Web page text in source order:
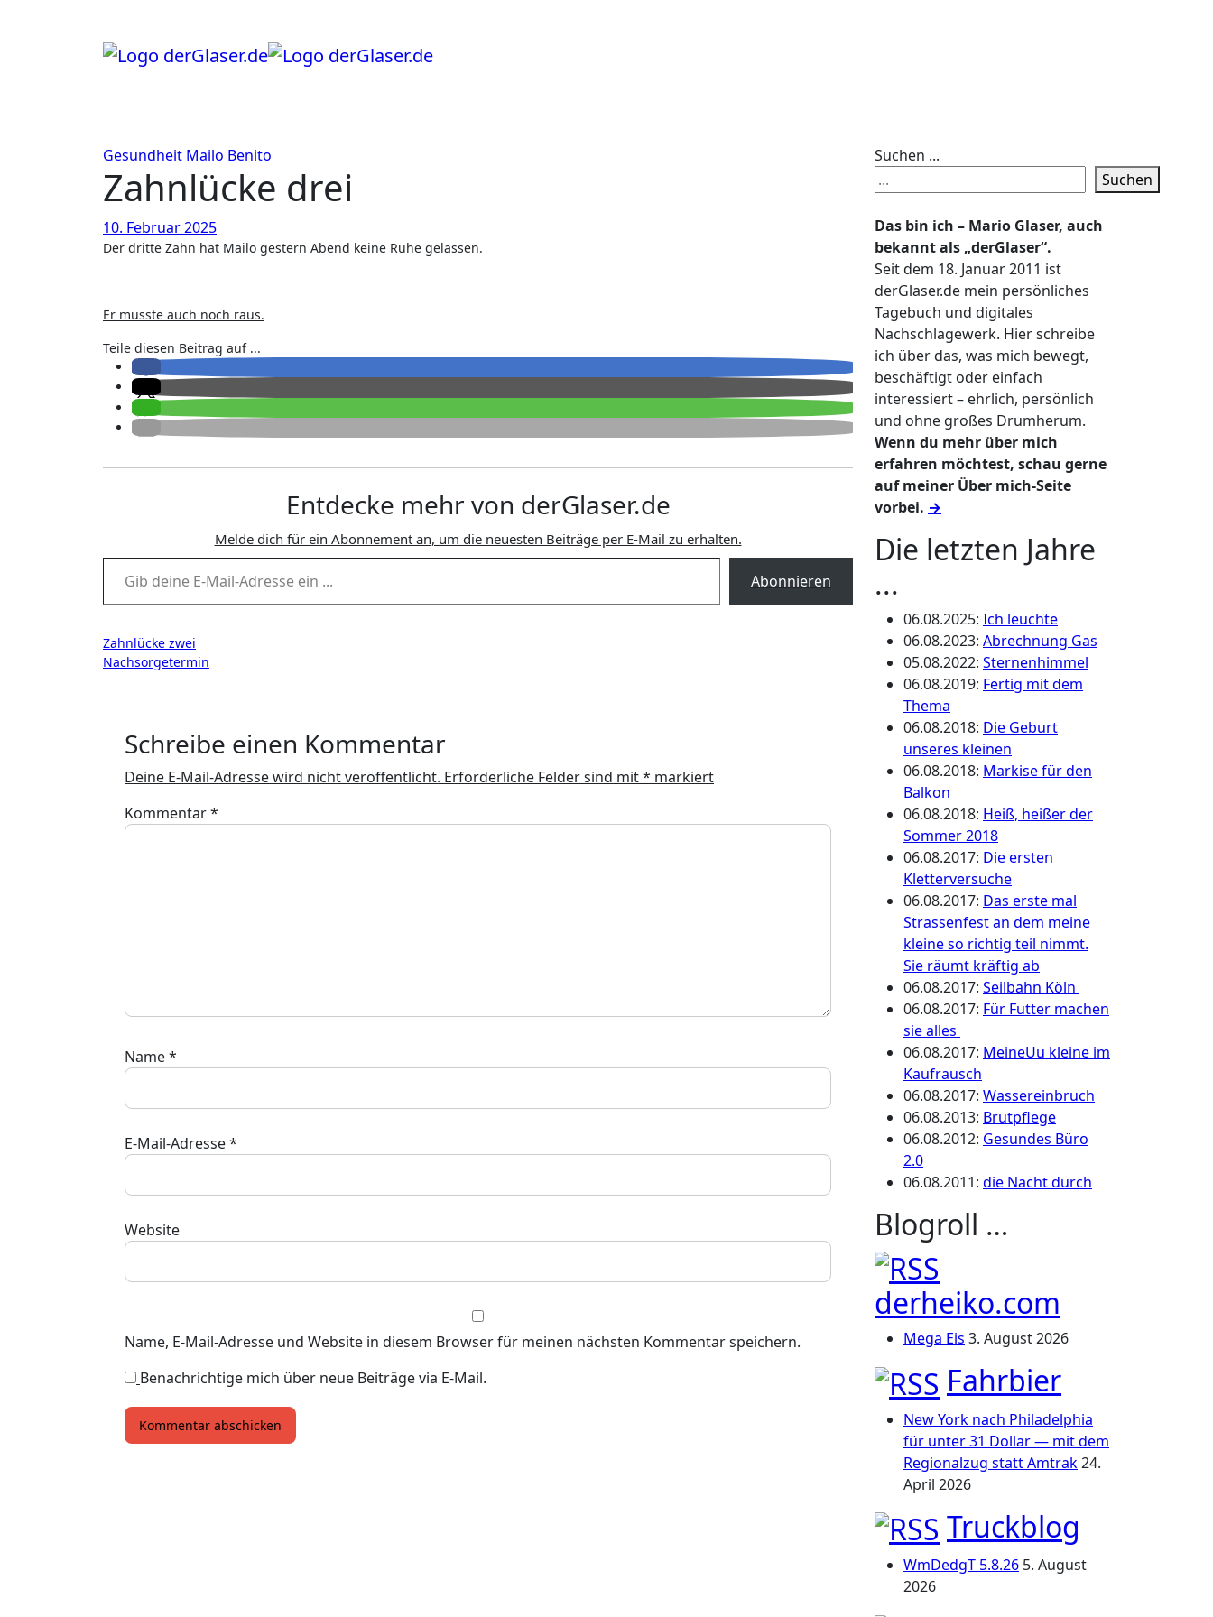
Gesundheit Mailo Benito
Zahnlücke drei
10. Februar 2025
Der dritte Zahn hat Mailo gestern Abend keine Ruhe gelassen.
Er musste auch noch raus.
Teile diesen Beitrag auf ...
Entdecke mehr von derGlaser.de
Melde dich für ein Abonnement an, um die neuesten Beiträge per E-Mail zu erhalten.
Gib deine E-Mail-Adresse ein ...
Abonnieren
Beitragsnavigation
Zahnlücke zwei
Nachsorgetermin
Schreibe einen Kommentar
Deine E-Mail-Adresse wird nicht veröffentlicht. Erforderliche Felder sind mit* markiert
Kommentar*
Name*
E-Mail-Adresse*
Website
Name, E-Mail-Adresse und Website in diesem Browser für meinen nächsten Kommentar speichern.
Benachrichtige mich über neue Beiträge via E-Mail.
Suchen ...
Suchen
Das bin ich – Mario Glaser, auch
bekannt als „derGlaser“.
Seit dem 18. Januar 2011 ist
derGlaser.de mein persönliches
Tagebuch und digitales
Nachschlagewerk. Hier schreibe
ich über das, was mich bewegt,
beschäftigt oder einfach
interessiert – ehrlich, persönlich
und ohne großes Drumherum.
Wenn du mehr über mich
erfahren möchtest, schau gerne
auf meiner Über mich-Seite
vorbei. →
Die letzten Jahre
...
06.08.2025: Ich leuchte
06.08.2023: Abrechnung Gas
05.08.2022: Sternenhimmel
06.08.2019: Fertig mit dem
Thema
06.08.2018: Die Geburt
unseres kleinen
06.08.2018: Markise für den
Balkon
06.08.2018: Heiß, heißer der
Sommer 2018
06.08.2017: Die ersten
Kletterversuche
06.08.2017: Das erste mal
Strassenfest an dem meine
kleine so richtig teil nimmt.
Sie räumt kräftig ab
06.08.2017: Seilbahn Köln
06.08.2017: Für Futter machen
sie alles
06.08.2017: MeineUu kleine im
Kaufrausch
06.08.2017: Wassereinbruch
06.08.2013: Brutpflege
06.08.2012: Gesundes Büro
2.0
06.08.2011: die Nacht durch
Blogroll …
derheiko.com
Mega Eis 3. August 2026
Fahrbier
New York nach Philadelphia
für unter 31 Dollar — mit dem
Regionalzug statt Amtrak24.
April 2026
Truckblog
WmDedgT 5.8.26 5. August
2026